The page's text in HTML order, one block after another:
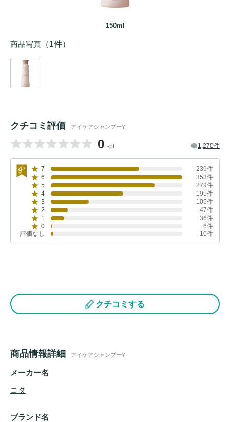
150ml
商品写真 （1件）
クチコミ評価 アイケアシャンプーY
0 -pt 1,270件
7
239件
6
353件
5
279件
4
195件
3
105件
2
47件
1
36件
0
6件
評価なし
10件
クチコミする
商品情報詳細 アイケアシャンプーY
メーカー名
コタ
ブランド名